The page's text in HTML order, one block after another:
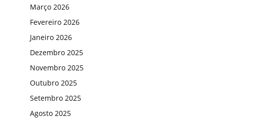
Março 2026
Fevereiro 2026
Janeiro 2026
Dezembro 2025
Novembro 2025
Outubro 2025
Setembro 2025
Agosto 2025